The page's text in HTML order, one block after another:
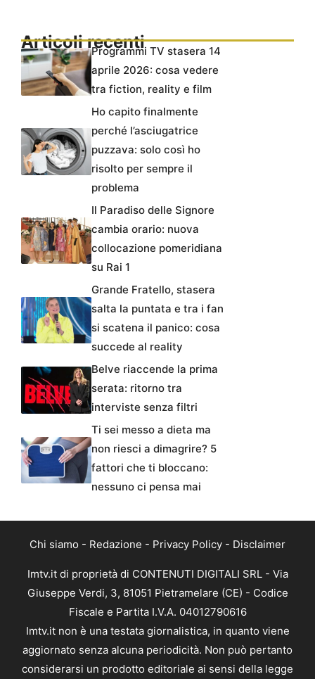
Articoli recentiProgrammi TV stasera 14
aprile 2026: cosa vedere
tra fiction, reality e film
Ho capito finalmente
perché l’asciugatrice
puzzava: solo così ho
risolto per sempre il
problema
Il Paradiso delle Signore
cambia orario: nuova
collocazione pomeridiana
su Rai 1
Grande Fratello, stasera
salta la puntata e tra i fan
si scatena il panico: cosa
succede al reality
Belve riaccende la prima
serata: ritorno tra
interviste senza filtri
Ti sei messo a dieta ma
non riesci a dimagrire? 5
fattori che ti bloccano:
nessuno ci pensa mai
Chi siamo - Redazione - Privacy Policy - Disclaimer
Imtv.it di proprietà di CONTENUTI DIGITALI SRL - Via
Giuseppe Verdi, 3, 81051 Pietramelare (CE) - Codice
Fiscale e Partita I.V.A. 04012790616
Imtv.it non è una testata giornalistica, in quanto viene
aggiornato senza alcuna periodicità. Non può pertanto
considerarsi un prodotto editoriale ai sensi della legge